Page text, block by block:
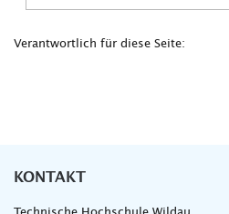
Verantwortlich für diese Seite:
KONTAKT